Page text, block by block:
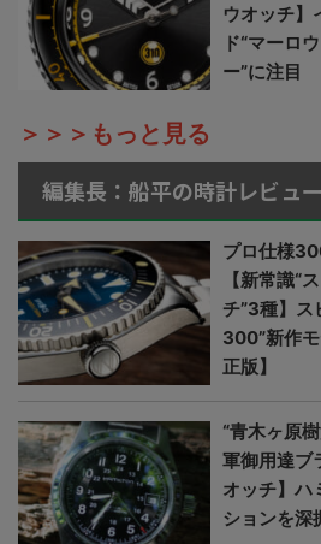
ウオッチ】
ド“マーロ
ー”に注目
＞＞＞もっと見る
編集長：船平の時計レビュー
プロ仕様
【新常識“
チ”3種】ス
300”新作
正版】
“青木ヶ原
軍御用達ブ
オッチ】ハ
ションを深